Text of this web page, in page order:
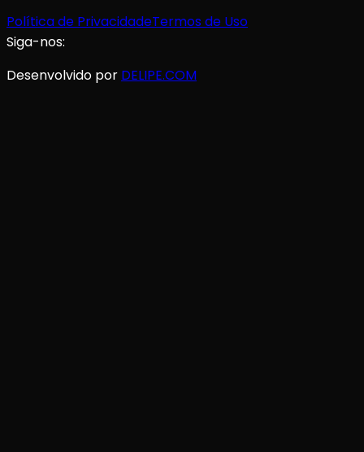
Política de PrivacidadeTermos de Uso
Siga-nos:
Desenvolvido por DELIPE.COM